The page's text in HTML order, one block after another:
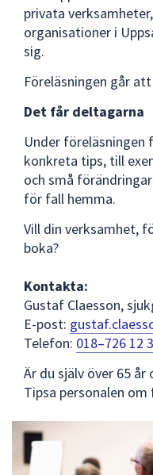
privata
organisationer i
sig.
Föreläsningen går
Det får deltagarna
Under föreläsningen
konkreta tips, till
och små
för fall hemma.
Vill din verksamhet,
boka?
Kontakta:
Gustaf Claesson,
E-post:
Telefon: 018–726 12
Är du själv över 65
Tipsa personalen